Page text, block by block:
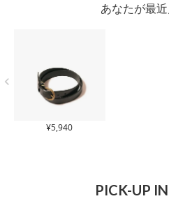
あなたが最
¥5,940
PICK-UP